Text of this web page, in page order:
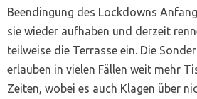
Beendingung des Lockdowns
sie wieder aufhaben und derzeit
teilweise die Terrasse ein. Die
erlauben in vielen Fällen weit mehr
Zeiten, wobei es auch Klagen über